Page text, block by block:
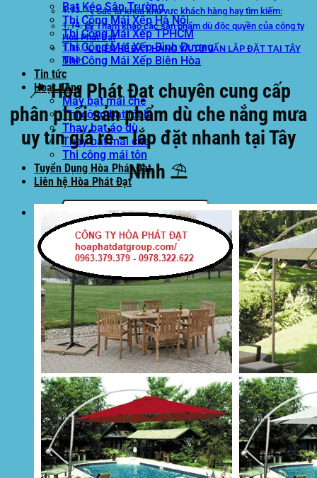
Bạt Kéo Sân Trường
Thi Công Mái Xếp Hà Nội
Thi Công Mái Xếp TPHCM
Thi Công Mái Xếp Bình Dương
Thi Công Mái Xếp Biên Hòa
Tin tức
Hoạt động
May bạt mái che
Thi công bạt lót lồ
Thay bạt áo dù
Thay bạt mái che
Thi công mái tôn
Tuyển Dụng Hòa Phát Đạt
Liên hệ Hòa Phát Đạt
Tìm
kiếm:
🔍 Các từ khóa khu vực khách hàng hay tìm kiếm:
📸 Tham khảo các sản phẩm dù độc quyền của công ty
Hòa Phát Đạt
📞 LIÊN HỆ ĐẶT HÀNG VÀ TƯ VẤN LẮP ĐẶT TẠI TÂY
NINH
📍 Hòa Phát Đạt chuyên cung cấp
phân phối sản phẩm dù che nắng mưa
uy tín giá rẻ – lắp đặt nhanh tại Tây
Ninh ⛱️